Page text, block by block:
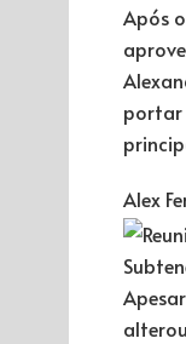
Após
portar
Alex